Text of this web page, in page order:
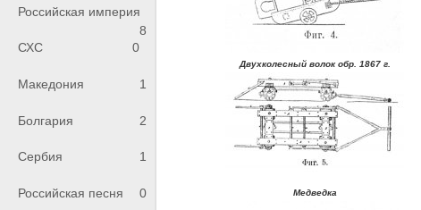
Российская империя
8
СХС
0
Македония 1
Болгария 2
Сербия 1
Российская песня 0
Двухколесный волок обр. 1867 г.
Медведка